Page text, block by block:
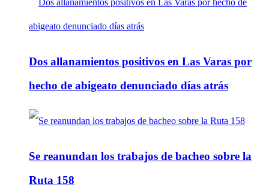
Dos allanamientos positivos en Las Varas por
hecho de abigeato denunciado días atrás
Se reanundan los trabajos de bacheo sobre la
Ruta 158